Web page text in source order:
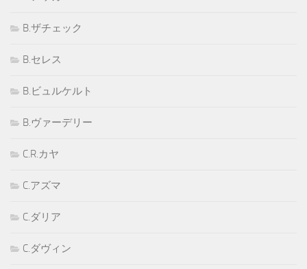
B.ザチェック
B.セレス
B.ビュルケルト
B.ヴァーデリー
C.R.カヤ
C.アズマ
C.ダリア
C.ダヴィン